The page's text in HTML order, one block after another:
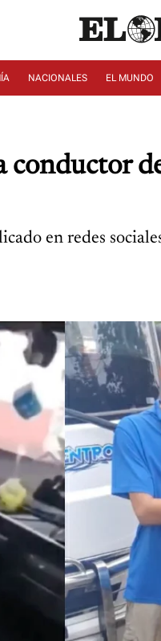
NACIONALES EL MUNDO
en redes